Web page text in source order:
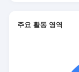
주요 활동 영역